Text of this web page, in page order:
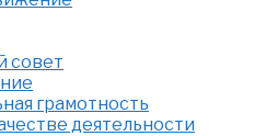
совет
грамотность
деятельности